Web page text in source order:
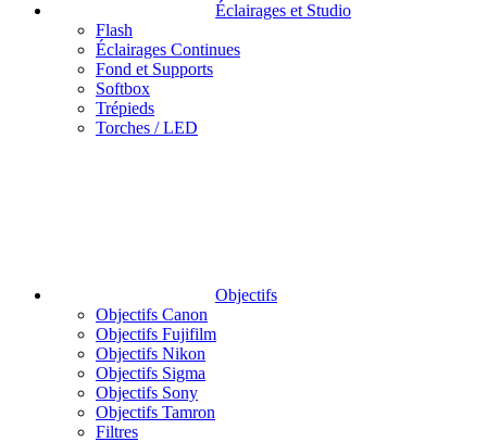
Éclairages et Studio
Flash
Éclairages Continues
Fond et Supports
Softbox
Trépieds
Torches / LED
Objectifs
Objectifs Canon
Objectifs Fujifilm
Objectifs Nikon
Objectifs Sigma
Objectifs Sony
Objectifs Tamron
Filtres